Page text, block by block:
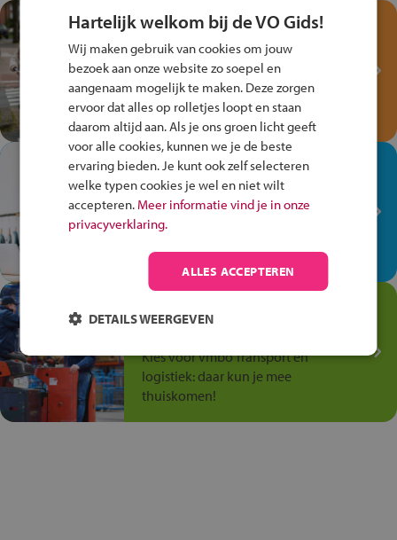
Test je kennis met het
Fiets Veilig
Verkeersspel!
Speel het Fiets Veilig Verkeersspel
en win een Cortina-fiets!
In de winkel ben je op je
plek!
Ontdek via het vmbo jouw talent
op de winkelvloer, waar elke dag
anders is!
Transport en Logistiek
Kies voor vmbo Transport en
logistiek: daar kun je mee
thuiskomen!
Hartelijk welkom bij de VO Gids!
Wij maken gebruik van cookies om jouw
bezoek aan onze website zo soepel en
aangenaam mogelijk te maken. Deze zorgen
ervoor dat alles op rolletjes loopt en staan
daarom altijd aan. Als je ons groen licht geeft
voor alle cookies, kunnen we je de beste
ervaring bieden. Je kunt ook zelf selecteren
welke typen cookies je wel en niet wilt
accepteren. Meer informatie vind je in onze
privacyverklaring.
ALLES ACCEPTEREN
DETAILS WEERGEVEN